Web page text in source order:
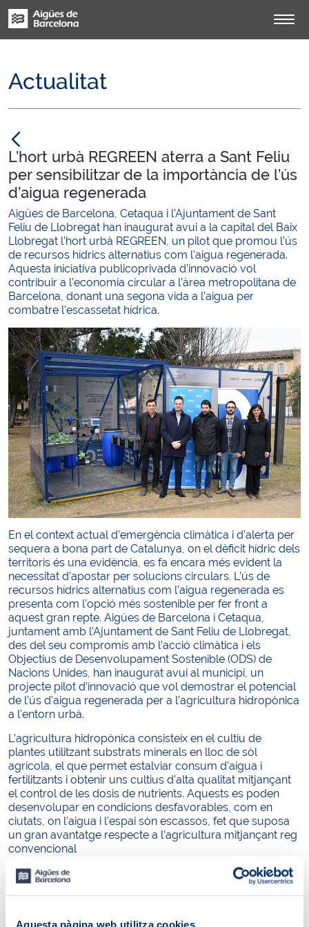
Aquesta pàgina web utilitza cookies
Actualitat
L’hort urbà REGREEN aterra a Sant Feliu
per sensibilitzar de la importància de l’ús
d’aigua regenerada
Aigües de Barcelona, Cetaqua i l’Ajuntament de Sant
Feliu de Llobregat han inaugurat avui a la capital del Baix
Llobregat l’hort urbà REGREEN, un pilot que promou l’ús
de recursos hídrics alternatius com l’aigua regenerada.
Aquesta iniciativa publicoprivada d’innovació vol
contribuir a l’economia circular a l’àrea metropolitana de
Barcelona, donant una segona vida a l’aigua per
combatre l’escassetat hídrica.
En el context actual d’emergència climàtica i d’alerta per
sequera a bona part de Catalunya, on el dèficit hídric dels
territoris és una evidència, es fa encara més evident la
necessitat d’apostar per solucions circulars. L’ús de
recursos hídrics alternatius com l’aigua regenerada es
presenta com l’opció més sostenible per fer front a
aquest gran repte. Aigües de Barcelona i Cetaqua,
juntament amb l’Ajuntament de Sant Feliu de Llobregat,
des del seu compromís amb l’acció climàtica i els
Objectius de Desenvolupament Sostenible (ODS) de
Nacions Unides, han inaugurat avui al municipi, un
projecte pilot d’innovació que vol demostrar el potencial
de l’ús d’aigua regenerada per a l’agricultura hidropònica
a l’entorn urbà.
L’agricultura hidropònica consisteix en el cultiu de
plantes utilitzant substrats minerals en lloc de sòl
agrícola, el que permet estalviar consum d’aigua i
fertilitzants i obtenir uns cultius d’alta qualitat mitjançant
el control de les dosis de nutrients. Aquests es poden
desenvolupar en condicions desfavorables, com en
ciutats, on l’aigua i l’espai són escassos, fet que suposa
un gran avantatge respecte a l’agricultura mitjançant reg
convencional
A l’acte de presentació de REGREEN, Felipe Campos,
conseller delegat d’Aigües de Barcelona, ha posat en
valor l’ús de l’aigua regenerada com “la ferma aposta de